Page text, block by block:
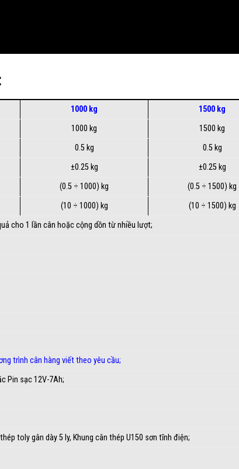
1000 kg 1500 kg
1000 kg 1500 kg
0.5 kg 0.5 kg
±0.25 kg ±0.25 kg
(0.5 ÷ 1000) kg (0.5 ÷ 1500) kg
(10 ÷ 1000) kg (10 ÷ 1500) kg
cho 1 lần cân hoặc cộng dồn từ nhiều lượt;
trình cân hàng viết theo yêu cầu;
Pin sạc 12V-7Ah;
toly gân dày 5 ly, Khung cân thép U150 sơn tĩnh điện;